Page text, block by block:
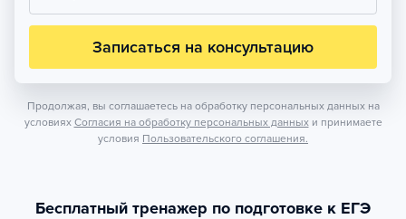
Записаться на консультацию
Продолжая, вы соглашаетесь на обработку персональных данных на
условиях Согласия на обработку персональных данных и принимаете
условия Пользовательского соглашения.
Бесплатный тренажер по подготовке к ЕГЭ